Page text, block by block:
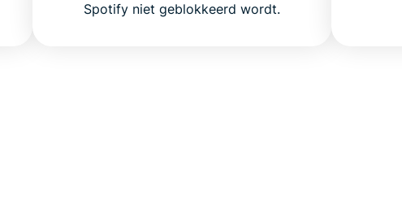
Spotify niet geblokkeerd wordt.